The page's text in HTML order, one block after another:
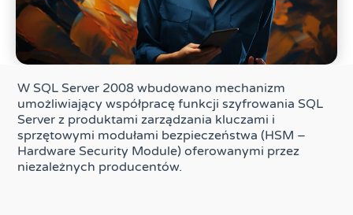
W SQL Server 2008 wbudowano mechanizm
umożliwiający współpracę funkcji szyfrowania SQL
Server z produktami zarządzania kluczami i
sprzętowymi modułami bezpieczeństwa (HSM –
Hardware Security Module) oferowanymi przez
niezależnych producentów.